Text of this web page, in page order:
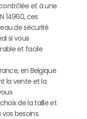
et à une
14960, ces
de sécurité
si vous
et facile
en Belgique
la vente et la
de la taille et
besoins.